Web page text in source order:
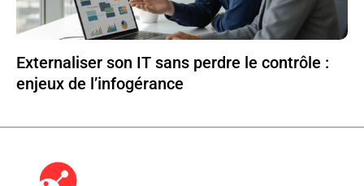
Externaliser son IT sans perdre le contrôle :
enjeux de l’infogérance